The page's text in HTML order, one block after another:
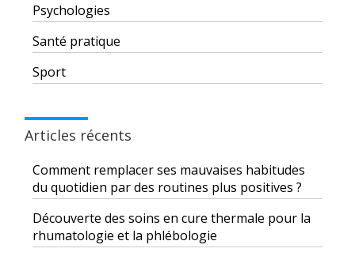
Psychologies
Santé pratique
Sport
Articles récents
Comment remplacer ses mauvaises habitudes
du quotidien par des routines plus positives ?
Découverte des soins en cure thermale pour la
rhumatologie et la phlébologie